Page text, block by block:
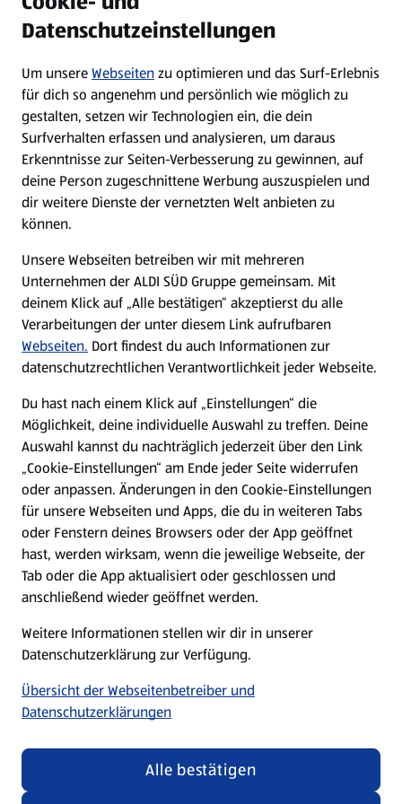
Newsletter
WhatsApp
Über ALDI SÜD
Filialen
Nachhaltigkeit
Karriere
Presse
Hilfe & Kontakt
(öffnet in einem neuen Tab)
Unternehmen
Folge uns hier:
Datenschutz- und Richtlinienmenü
Cookie-Einstellungen
Impressum
Datenschutzeinstellungen
Um unsereWebseitenzu optimieren und das Surf-Erlebnis
für dich so angenehm und persönlich wie möglich zu
gestalten, setzen wir Technologien ein, die dein
Surfverhalten erfassen und analysieren, um daraus
Erkenntnisse zur Seiten-Verbesserung zu gewinnen, auf
deine Person zugeschnittene Werbung auszuspielen und
dir weitere Dienste der vernetzten Welt anbieten zu
können.
Unsere Webseiten betreiben wir mit mehreren
Unternehmen der ALDI SÜD Gruppe gemeinsam. Mit
deinem Klick auf „Alle bestätigen“ akzeptierst du alle
Verarbeitungen der unter diesem Link aufrufbaren
Webseiten. Dort findest du auch Informationen zur
datenschutzrechtlichen Verantwortlichkeit jeder Webseite.
Du hast nach einem Klick auf „Einstellungen“ die
Möglichkeit, deine individuelle Auswahl zu treffen. Deine
Auswahl kannst du nachträglich jederzeit über den Link
„Cookie-Einstellungen“ am Ende jeder Seite widerrufen
oder anpassen. Änderungen in den Cookie-Einstellungen
für unsere Webseiten und Apps, die du in weiteren Tabs
oder Fenstern deines Browsers oder der App geöffnet
hast, werden wirksam, wenn die jeweilige Webseite, der
Tab oder die App aktualisiert oder geschlossen und
anschließend wieder geöffnet werden.
Weitere Informationen stellen wir dir in unserer
Datenschutzerklärung zur Verfügung.
Übersicht der Webseitenbetreiber und
Datenschutzerklärungen
Alle bestätigen